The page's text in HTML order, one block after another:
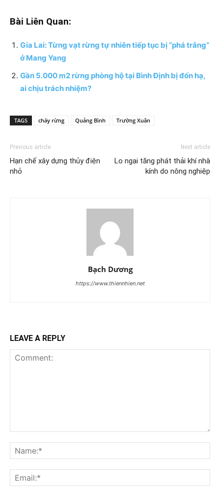
Bài Liên Quan:
Gia Lai: Từng vạt rừng tự nhiên tiếp tục bị “phá trắng”
ở Mang Yang
Gần 5.000 m2 rừng phòng hộ tại Bình Định bị đốn hạ,
ai chịu trách nhiệm?
TAGS cháy rừng Quảng Bình Trường Xuân
Previous article
Hạn chế xây dựng thủy điện
nhỏ
Next article
Lo ngại tăng phát thải khí nhà
kính do nông nghiệp
Bạch Dương
https://www.thiennhien.net
LEAVE A REPLY